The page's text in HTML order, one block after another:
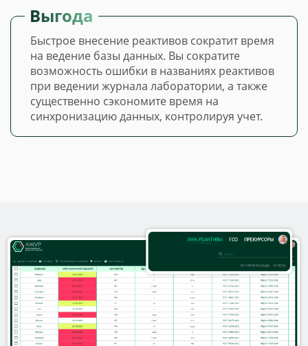
Выгода
Быстрое внесение реактивов сократит время
на ведение базы данных. Вы сократите
возможность ошибки в названиях реактивов
при ведении журнала лаборатории, а также
существенно сэкономите время на
синхронизацию данных, контролируя учет.